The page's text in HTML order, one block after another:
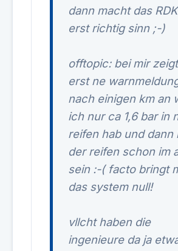
dann macht das
erst richtig sinn ;-)
offtopic: bei mir
erst ne
nach einigen km an
ich nur ca 1,6 bar in
reifen hab und dann
der reifen schon im
sein :-( facto bringt
das system null!
vllcht haben die
ingenieure da ja